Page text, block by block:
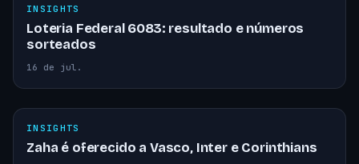
INSIGHTS
Loteria Federal 6083: resultado e números
sorteados
16 de jul.
INSIGHTS
Zaha é oferecido a Vasco, Inter e Corinthians